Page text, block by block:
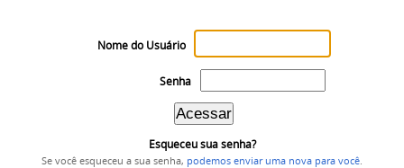
Nome do Usuário
Senha
Esqueceu sua senha?
Se você esqueceu a sua senha, podemos enviar uma nova para você